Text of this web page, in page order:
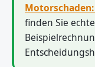
finden Sie